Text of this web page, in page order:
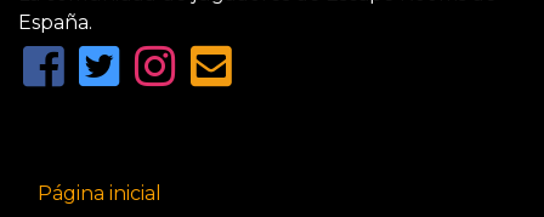
España.
Página inicial